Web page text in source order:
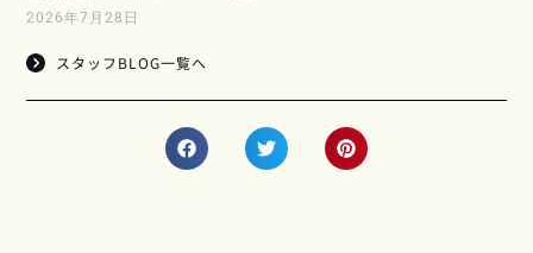
2026年7月28日
スタッフBLOG一覧へ